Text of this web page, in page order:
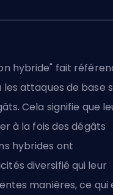
hybride" fait
attaques de base
Cela signifie que
à la fois des dégâts
hybrides ont
diversifié qui leur
manières, ce qui